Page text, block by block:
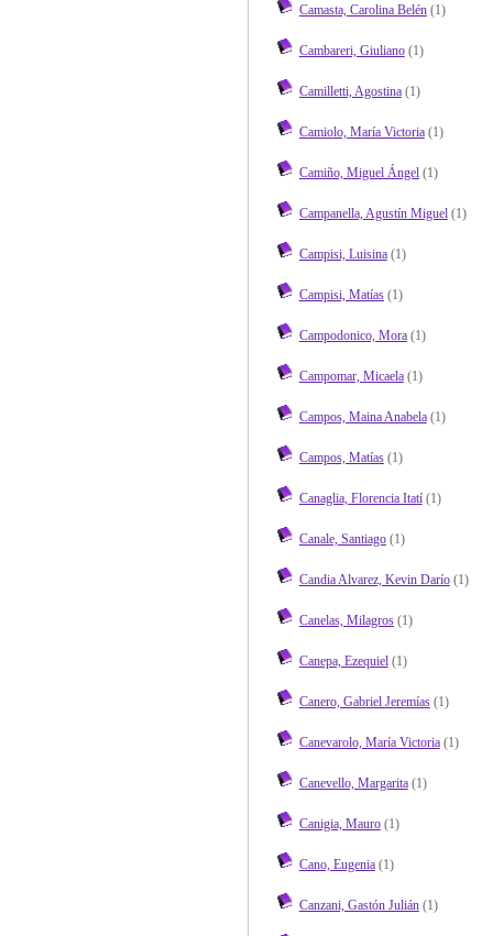
Camasta, Carolina Belén(1)
Cambareri, Giuliano(1)
Camilletti, Agostina(1)
Camiolo, María Victoria(1)
Camiño, Miguel Ángel(1)
Campanella, Agustín Miguel(1)
Campisi, Luisina(1)
Campisi, Matías(1)
Campodonico, Mora(1)
Campomar, Micaela(1)
Campos, Maina Anabela(1)
Campos, Matías(1)
Canaglia, Florencia Itatí(1)
Canale, Santiago(1)
Candia Alvarez, Kevin Darío(1)
Canelas, Milagros(1)
Canepa, Ezequiel(1)
Canero, Gabriel Jeremías(1)
Canevarolo, María Victoria(1)
Canevello, Margarita(1)
Canigia, Mauro(1)
Cano, Eugenia(1)
Canzani, Gastón Julián(1)